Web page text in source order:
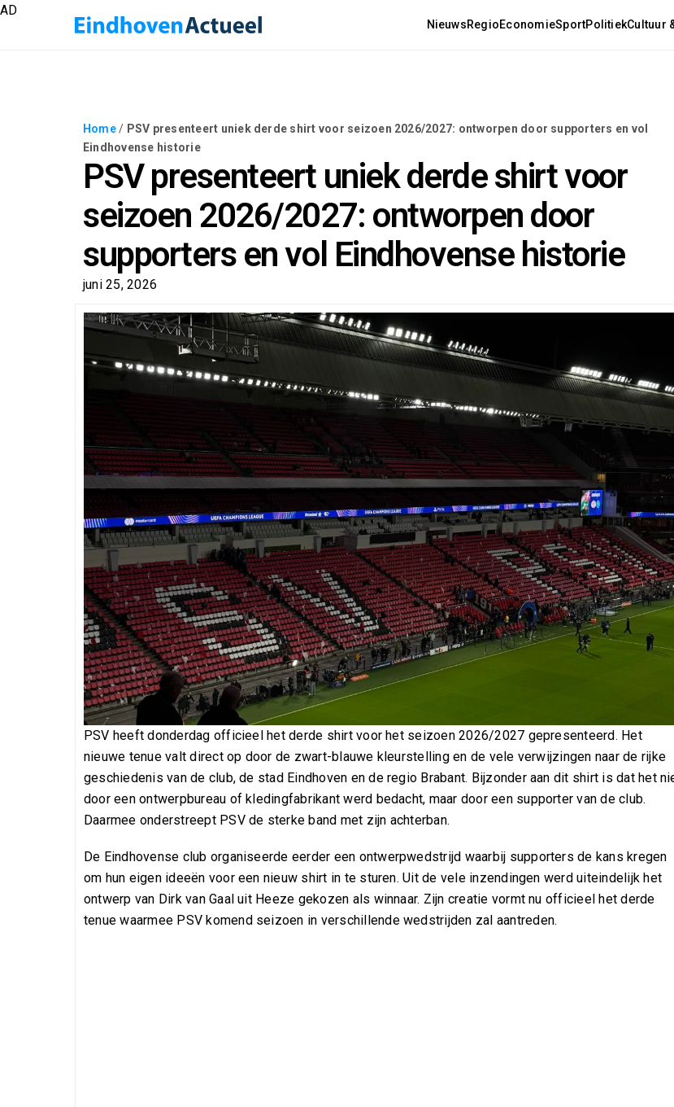
NieuwsRegioEconomieSportPolitiekCultuur
Home/ PSV presenteert uniek derde shirt voor seizoen 2026/2027: ontworpen door supporters en vol
Eindhovense historie
PSV presenteert uniek derde shirt voor
seizoen 2026/2027: ontworpen door
supporters en vol Eindhovense historie
juni 25, 2026
PSV heeft donderdag officieel het derde shirt voor het seizoen 2026/2027 gepresenteerd. Het
nieuwe tenue valt direct op door de zwart-blauwe kleurstelling en de vele verwijzingen naar de rijke
geschiedenis van de club, de stad Eindhoven en de regio Brabant. Bijzonder aan dit shirt is dat het
door een ontwerpbureau of kledingfabrikant werd bedacht, maar door een supporter van de club.
Daarmee onderstreept PSV de sterke band met zijn achterban.
De Eindhovense club organiseerde eerder een ontwerpwedstrijd waarbij supporters de kans kregen
om hun eigen ideeën voor een nieuw shirt in te sturen. Uit de vele inzendingen werd uiteindelijk het
ontwerp van Dirk van Gaal uit Heeze gekozen als winnaar. Zijn creatie vormt nu officieel het derde
tenue waarmee PSV komend seizoen in verschillende wedstrijden zal aantreden.
AD